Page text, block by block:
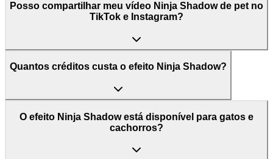
Posso compartilhar meu vídeo Ninja Shadow de pet no
TikTok e Instagram?
Quantos créditos custa o efeito Ninja Shadow?
O efeito Ninja Shadow está disponível para gatos e
cachorros?